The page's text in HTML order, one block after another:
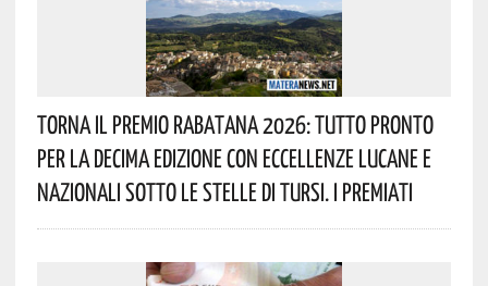
Torna Il Premio Rabatana 2026: Tutto Pronto
Per La Decima Edizione Con Eccellenze Lucane E
Nazionali Sotto Le Stelle Di Tursi. I Premiati